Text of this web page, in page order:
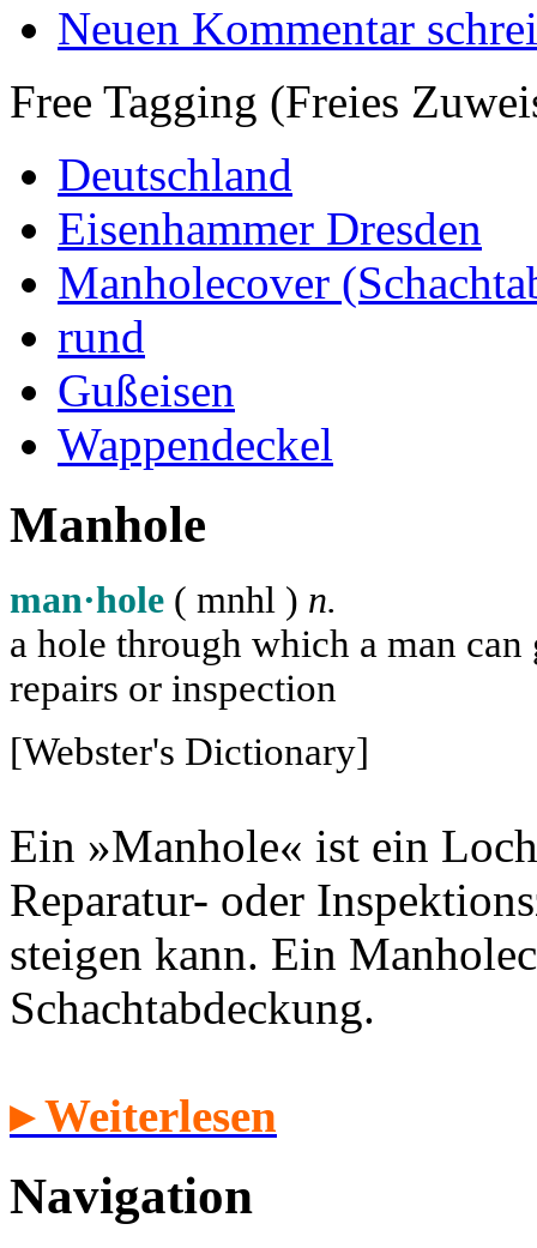
Neuen Kommentar
Free Tagging (Freies
Deutschland
Eisenhammer Dresden
Manholecover
rund
Gußeisen
Wappendeckel
Manhole
man·hole ( mnhl ) n.
a hole through which a man
repairs or inspection
[Webster's Dictionary]
Ein »Manhole« ist ein
Reparatur- oder
steigen kann. Ein
Schachtabdeckung.
▸ Weiterlesen
Navigation